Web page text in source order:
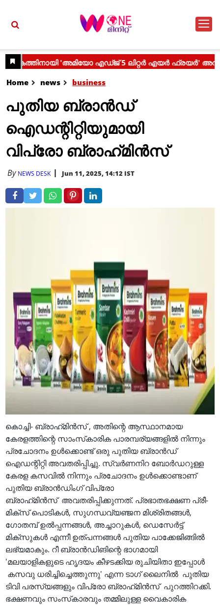
Home news business
പുതിയ ബ്രാൻഡ്
ഐഡന്റിറ്റിയുമായി
വിപ്രോ ബ്രാഹ്‌മിന്‍സ്
By NEWS DESK Jun 11, 2025, 14:12 IST
കൊച്ചി- ബ്രാഹ്‌മിന്‍സ് , അതിന്റെ ആസ്ഥാനമായ
കേരളത്തിന്റെ സാംസ്‌കാരിക പാരമ്പര്യങ്ങളിൽ നിന്നും
പ്രചോദനം ഉൾക്കൊണ്ട് ഒരു പുതിയ ബ്രാൻഡ്
ഐഡന്റിറ്റി അവതരിപ്പിച്ചു. സ്വർണനിറ ബോർഡറുള്ള
കേരള കസവിൽ നിന്നും പ്രചോദനം ഉൾക്കൊണ്ടാണ്
പുതിയ ബ്രാൻഡിംഗ് വിപ്രോ
ബ്രാഹ്‌മിന്‍സ് അവതരിപ്പിക്കുന്നത്. പ്രഭാതഭക്ഷണ പ്രീ-
മിക്‌സ് പൊടികൾ, സുഗന്ധവ്യഞ്ജന മിശ്രിതങ്ങൾ,
ഗോതമ്പ് ഉൽപ്പന്നങ്ങൾ, അച്ചാറുകൾ, ഡെസേർട്ട്
മിക്‌സുകൾ എന്നീ ഉത്പന്നങ്ങൾ പുതിയ പാക്കേജിങ്ങിൽ
ലഭ്യമാകും. റീ ബ്രാൻഡിങിന്റെ ഭാഗമായി
'മലയാളികളുടെ ഹൃദയം കീഴടക്കിയ രുചിയിതാ ഇപ്പോൾ
കസവു ധരിച്ചിച്ചെത്തുന്നു' എന്ന ടാഗ് ലൈനില്‍ പുതിയ
ടിവി പരസ്യങ്ങളും വിപ്രോ ബ്രാഹ്‌മിന്‍സ് പുറത്തിറക്കി.
ഭക്ഷണവും സംസ്‌കാരവും തമ്മിലുള്ള വൈകാരിക